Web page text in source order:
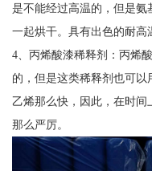
是不能经过高温的，但是氨
一起烘干。具有出色的耐高
4、丙烯酸漆稀释剂：丙烯
的，但是这类稀释剂也可
乙烯那么快，因此，在时
那么严厉。